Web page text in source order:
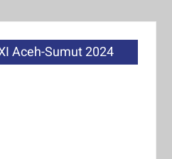
Aceh-Sumut 2024